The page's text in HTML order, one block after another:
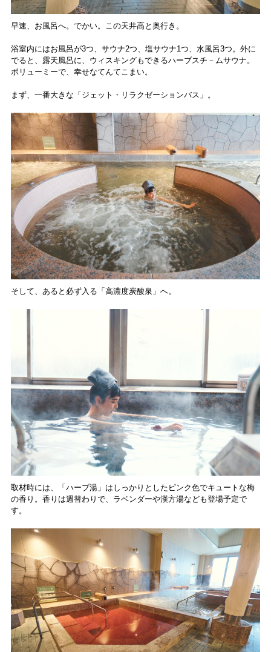
早速、お風呂へ。でかい。この天井高と奥行き。
浴室内にはお風呂が3つ、サウナ2つ、塩サウナ1つ、水風呂3つ。外に
でると、露天風呂に、ウィスキングもできるハーブスチ－ムサウナ。
ボリューミーで、幸せなてんてこまい。
まず、一番大きな「ジェット・リラクゼーションバス」。
そして、あると必ず入る「高濃度炭酸泉」へ。
取材時には、「ハーブ湯」はしっかりとしたピンク色でキュートな梅
の香り。香りは週替わりで、ラベンダーや漢方湯なども登場予定で
す。